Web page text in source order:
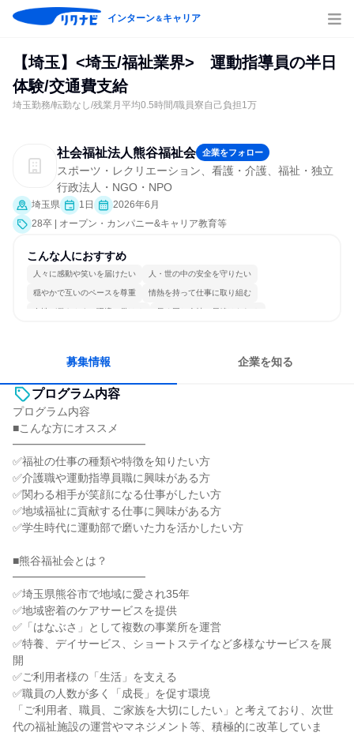
インターン＆キャリア
【埼玉】<埼玉/福祉業界> 運動指導員の半日
体験/交通費支給
埼玉勤務/転勤なし/残業月平均0.5時間/職員寮自己負担1万
社会福祉法人熊谷福祉会 企業をフォロー
スポーツ・レクリエーション、看護・介護、福祉・独立
行政法人・NGO・NPO
埼玉県 1日
2026年6月
28卒 | オープン・カンパニー&キャリア教育等
こんな人におすすめ
人々に感動や笑いを届けたい 人・世の中の安全を守りたい
穏やかで互いのペースを尊重 情熱を持って仕事に取り組む
女性が働きやすい環境で働ける 長く同じ会社に居続けられる
募集情報 企業を知る
プログラム内容
プログラム内容
■こんな方にオススメ
━━━━━━━━━━━━
✅福祉の仕事の種類や特徴を知りたい方
✅介護職や運動指導員職に興味がある方
✅関わる相手が笑顔になる仕事がしたい方
✅地域福祉に貢献する仕事に興味がある方
✅学生時代に運動部で磨いた力を活かしたい方
■熊谷福祉会とは？
━━━━━━━━━━━━
✅埼玉県熊谷市で地域に愛され35年
✅地域密着のケアサービスを提供
✅「はなぶさ」として複数の事業所を運営
✅特養、デイサービス、ショートステイなど多様なサービスを展
開
✅ご利用者様の「生活」を支える
✅職員の人数が多く「成長」を促す環境
「ご利用者、職員、ご家族を大切にしたい」と考えており、次世
代の福祉施設の運営やマネジメント等、積極的に改革していま